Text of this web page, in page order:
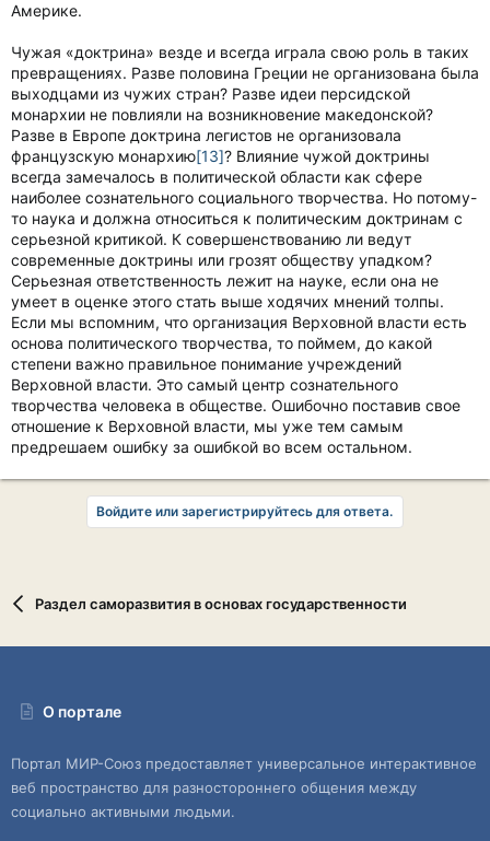
Америке.
Чужая «доктрина» везде и всегда играла свою роль в таких
превращениях. Разве половина Греции не организована была
выходцами из чужих стран? Разве идеи персидской
монархии не повлияли на возникновение македонской?
Разве в Европе доктрина легистов не организовала
французскую монархию[13]? Влияние чужой доктрины
всегда замечалось в политической области как сфере
наиболее сознательного социального творчества. Но потому-
то наука и должна относиться к политическим доктринам с
серьезной критикой. К совершенствованию ли ведут
современные доктрины или грозят обществу упадком?
Серьезная ответственность лежит на науке, если она не
умеет в оценке этого стать выше ходячих мнений толпы.
Если мы вспомним, что организация Верховной власти есть
основа политического творчества, то поймем, до какой
степени важно правильное понимание учреждений
Верховной власти. Это самый центр сознательного
творчества человека в обществе. Ошибочно поставив свое
отношение к Верховной власти, мы уже тем самым
предрешаем ошибку за ошибкой во всем остальном.
Войдите или зарегистрируйтесь для ответа.
Раздел саморазвития в основах государственности
О портале
Портал МИР-Союз предоставляет универсальное интерактивное
веб пространство для разностороннего общения между
социально активными людьми.